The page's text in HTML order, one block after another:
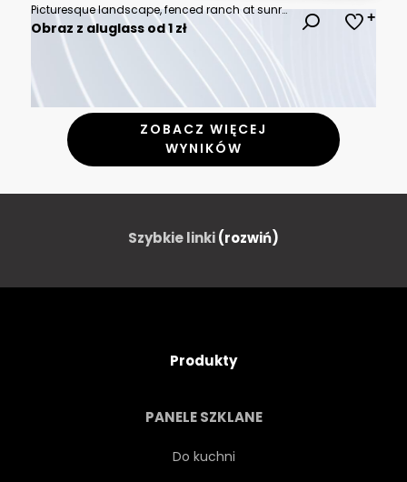
Picturesque landscape, fenced ranch at sunrise
Obraz z aluglass od 1 zł
ZOBACZ WIĘCEJ
WYNIKÓW
Szybkie linki(rozwiń)
Produkty
PANELE SZKLANE
Do kuchni